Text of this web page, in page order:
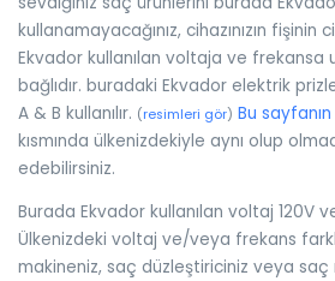
kullanamayacağınız, cihazınızın fişinin
Ekvador kullanılan voltaja ve frekansa
bağlıdır. buradaki Ekvador elektrik
A & B kullanılır. (resimleri gör) Bu
kısmında ülkenizdekiyle aynı olup
edebilirsiniz.
Burada Ekvador kullanılan voltaj 120V
Ülkenizdeki voltaj ve/veya frekans
makineniz, saç düzleştiriciniz veya saç